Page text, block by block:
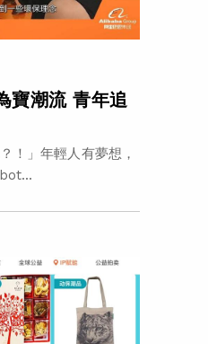
寶潮流 青年追
！」年輕人有夢想，